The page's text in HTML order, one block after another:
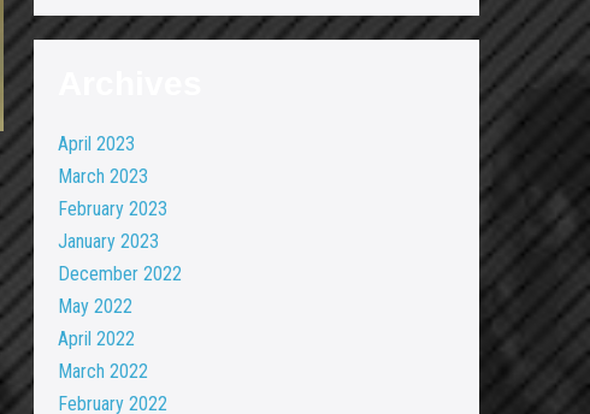
April 2023
March 2023
February 2023
January 2023
December 2022
May 2022
April 2022
March 2022
February 2022